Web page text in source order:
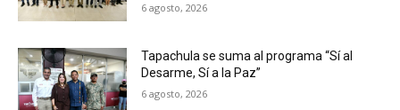
6 agosto, 2026
Tapachula se suma al programa “Sí al
Desarme, Sí a la Paz”
6 agosto, 2026